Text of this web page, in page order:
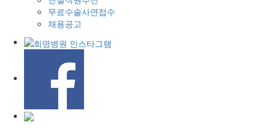
무료수술사연접수
채용공고